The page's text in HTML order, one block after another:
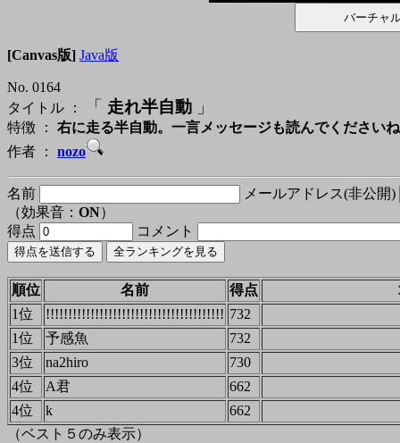
[Canvas版] Java版
No. 0164
タイトル ：
「 走れ半自動 」
特徴 ： 右に走る半自動。一言メッセージも読んでください
作者 ： nozo
名前
メールアドレス(非公開)
（効果音： ON）
得点
コメント
順位 名前 得点
1位
!!!!!!!!!!!!!!!!!!!!!!!!!!!!!!!!!!!!!!!! 732
1位
予感魚
732
3位
na2hiro
730
4位
A君
662
4位
k
662
（ベスト５のみ表示）